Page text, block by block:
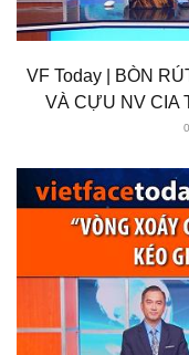
VF Today | BÒN
VÀ CỰU NV CIA